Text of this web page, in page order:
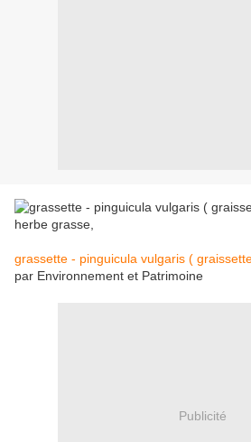
grassette - pinguicula vulgaris (
par Environnement et Patrimoine
Publicité